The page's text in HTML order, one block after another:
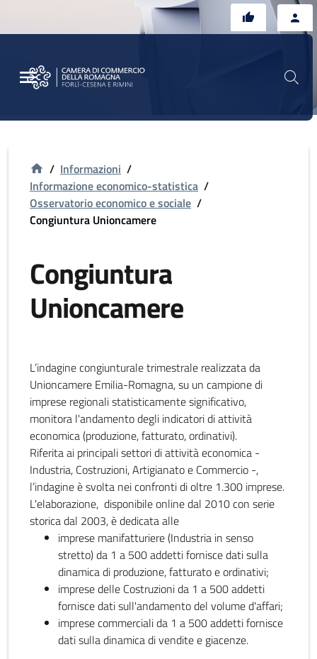
/ Informazioni /
Informazione economico-statistica /
Osservatorio economico e sociale /
Congiuntura Unioncamere
Congiuntura
Unioncamere
L’indagine congiunturale trimestrale realizzata da
Unioncamere Emilia-Romagna, su un campione di
imprese regionali statisticamente significativo,
monitora l'andamento degli indicatori di attività
economica (produzione, fatturato, ordinativi).
Riferita ai principali settori di attività economica -
Industria, Costruzioni, Artigianato e Commercio -,
l’indagine è svolta nei confronti di oltre 1.300 imprese.
L'elaborazione, disponibile online dal 2010 con serie
storica dal 2003, è dedicata alle
imprese manifatturiere (Industria in senso
stretto) da 1 a 500 addetti fornisce dati sulla
dinamica di produzione, fatturato e ordinativi;
imprese delle Costruzioni da 1 a 500 addetti
fornisce dati sull'andamento del volume d'affari;
imprese commerciali da 1 a 500 addetti fornisce
dati sulla dinamica di vendite e giacenze.